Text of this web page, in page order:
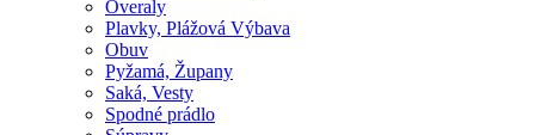
Overaly
Plavky, Plážová Výbava
Obuv
Pyžamá, Župany
Saká, Vesty
Spodné prádlo